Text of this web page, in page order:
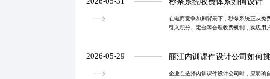
秒杀系统收费体系如何设计
在电商竞争加剧背景下，秒杀系统正从免
引入积分、定金等合理收费机制，实现用
2026-05-29 丽江内训课件设计公司如何
企业在选择内训课件设计公司时，应明确